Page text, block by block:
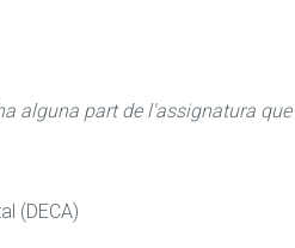
alguna part de l'assignatura
(DECA)